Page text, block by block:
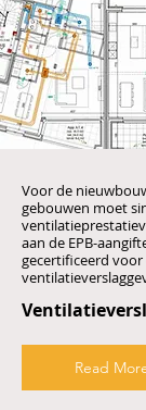
Voor de
gebouwen moet
aan de EPB-
gecertificeerd
Read